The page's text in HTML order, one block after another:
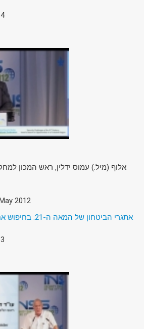
אלוף (מיל.) עמוס ידלין, ראש המכון
2012
אתגרי הביטחון של